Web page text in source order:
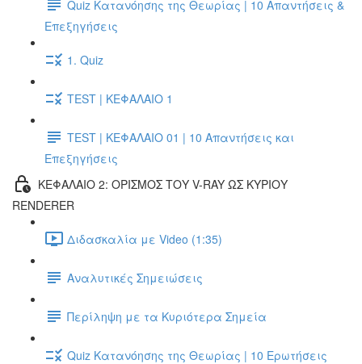
Quiz Κατανόησης της Θεωρίας | 10 Απαντήσεις &
Επεξηγήσεις
1. Quiz
TEST | ΚΕΦΑΛΑΙΟ 1
TEST | ΚΕΦΑΛΑΙΟ 01 | 10 Απαντήσεις και
Επεξηγήσεις
ΚΕΦΑΛΑΙΟ 2: ΟΡΙΣΜΟΣ ΤΟΥ V-RAY ΩΣ ΚΥΡΙΟΥ
RENDERER
Διδασκαλία με Video (1:35)
Αναλυτικές Σημειώσεις
Περίληψη με τα Κυριότερα Σημεία
Quiz Κατανόησης της Θεωρίας | 10 Ερωτήσεις